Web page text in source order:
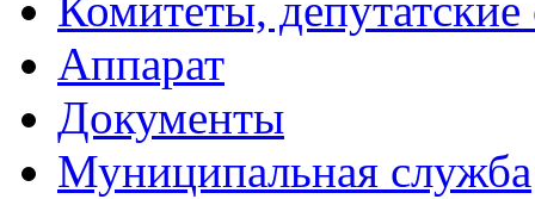
Комитеты,
Аппарат
Документы
Муниципальная служба